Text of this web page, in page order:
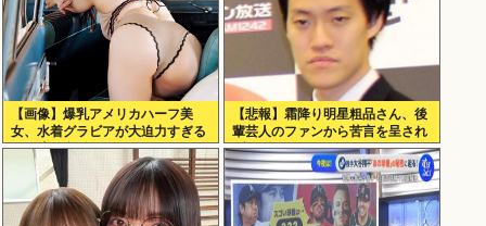
【画像】爆乳アメリカハーフ美
女、水着グラビアが大迫力すぎる
www美澄衿依がむっちりマシュマ
ロボディを解放！！
【悲報】霜降り明星粗品さん、後
輩芸人のファンから苦言を呈され
ブチギレ発狂…